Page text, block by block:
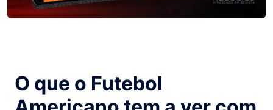
O que o Futebol